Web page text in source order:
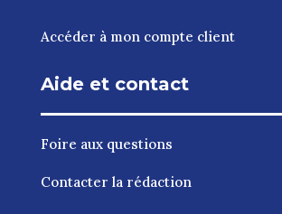
Accéder à mon compte client
Aide et contact
Foire aux questions
Contacter la rédaction